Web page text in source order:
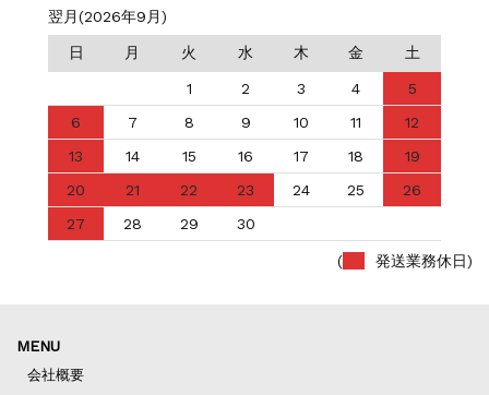
翌月(2026年9月)
日 月 火 水 木 金 土
1 2 3 4
5
6
7 8 9 10 11
12
13
14 15 16 17 18
19
20
21 22 23 24 25
26
27
28 29 30
( 発送業務休日)
MENU
会社概要